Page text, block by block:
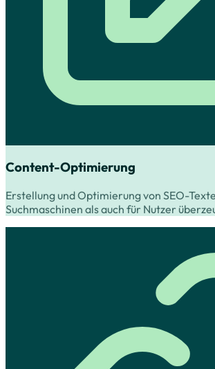
Content-Optimierung
Erstellung und Optimierung von SEO-
Suchmaschinen als auch für Nutzer